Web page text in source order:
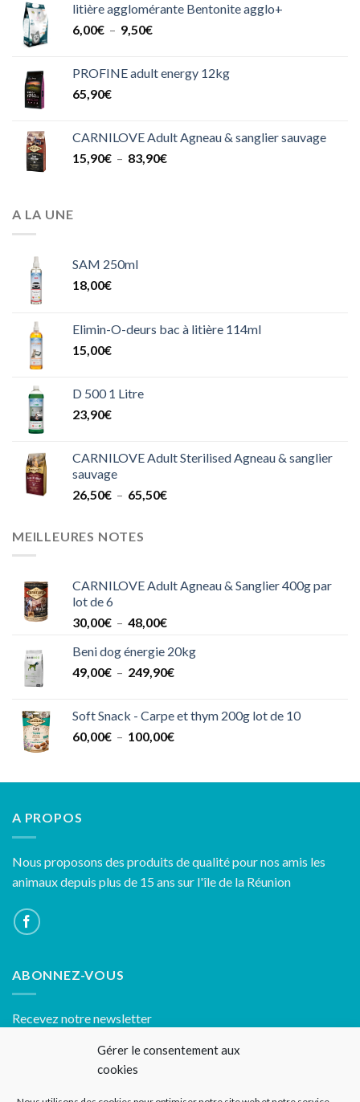
Gérer le consentement aux
cookies
15,90€
litière agglomérante Bentonite agglo+
6,00€ – 9,50€Plage
6,00€
PROFINE adult energy 12kg
65,90€
CARNILOVE Adult Agneau & sanglier sauvage
15,90€ – 83,90€Plage
A LA UNE
SAM 250ml
18,00€
Elimin-O-deurs bac à litière 114ml
15,00€
D 500 1 Litre
23,90€
CARNILOVE Adult Sterilised Agneau & sanglier
sauvage
26,50€ – 65,50€Plage
65,50€
MEILLEURES NOTES
CARNILOVE Adult Agneau & Sanglier 400g par
lot de 6
30,00€ – 48,00€Plage
prix :
30,00€
Beni dog énergie 20kg
49,00€ – 249,90€Plage
49,00€
à
Soft Snack - Carpe et thym 200g lot de 10
60,00€ – 100,00€Plage
60,00€
A PROPOS
Nous proposons des produits de qualité pour nos amis les
animaux depuis plus de 15 ans sur l'île de la Réunion
ABONNEZ-VOUS
Recevez notre newsletter